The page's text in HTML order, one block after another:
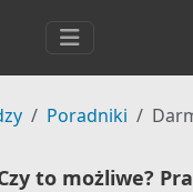
Poradniki
to możliwe?